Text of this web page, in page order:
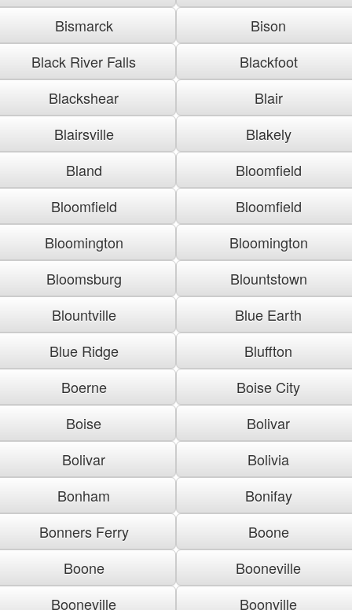
Bismarck
Bison
Black River Falls
Blackfoot
Blackshear
Blair
Blairsville
Blakely
Bland
Bloomfield
Bloomfield
Bloomfield
Bloomington
Bloomington
Bloomsburg
Blountstown
Blountville
Blue Earth
Blue Ridge
Bluffton
Boerne
Boise City
Boise
Bolivar
Bolivar
Bolivia
Bonham
Bonifay
Bonners Ferry
Boone
Boone
Booneville
Booneville
Boonville